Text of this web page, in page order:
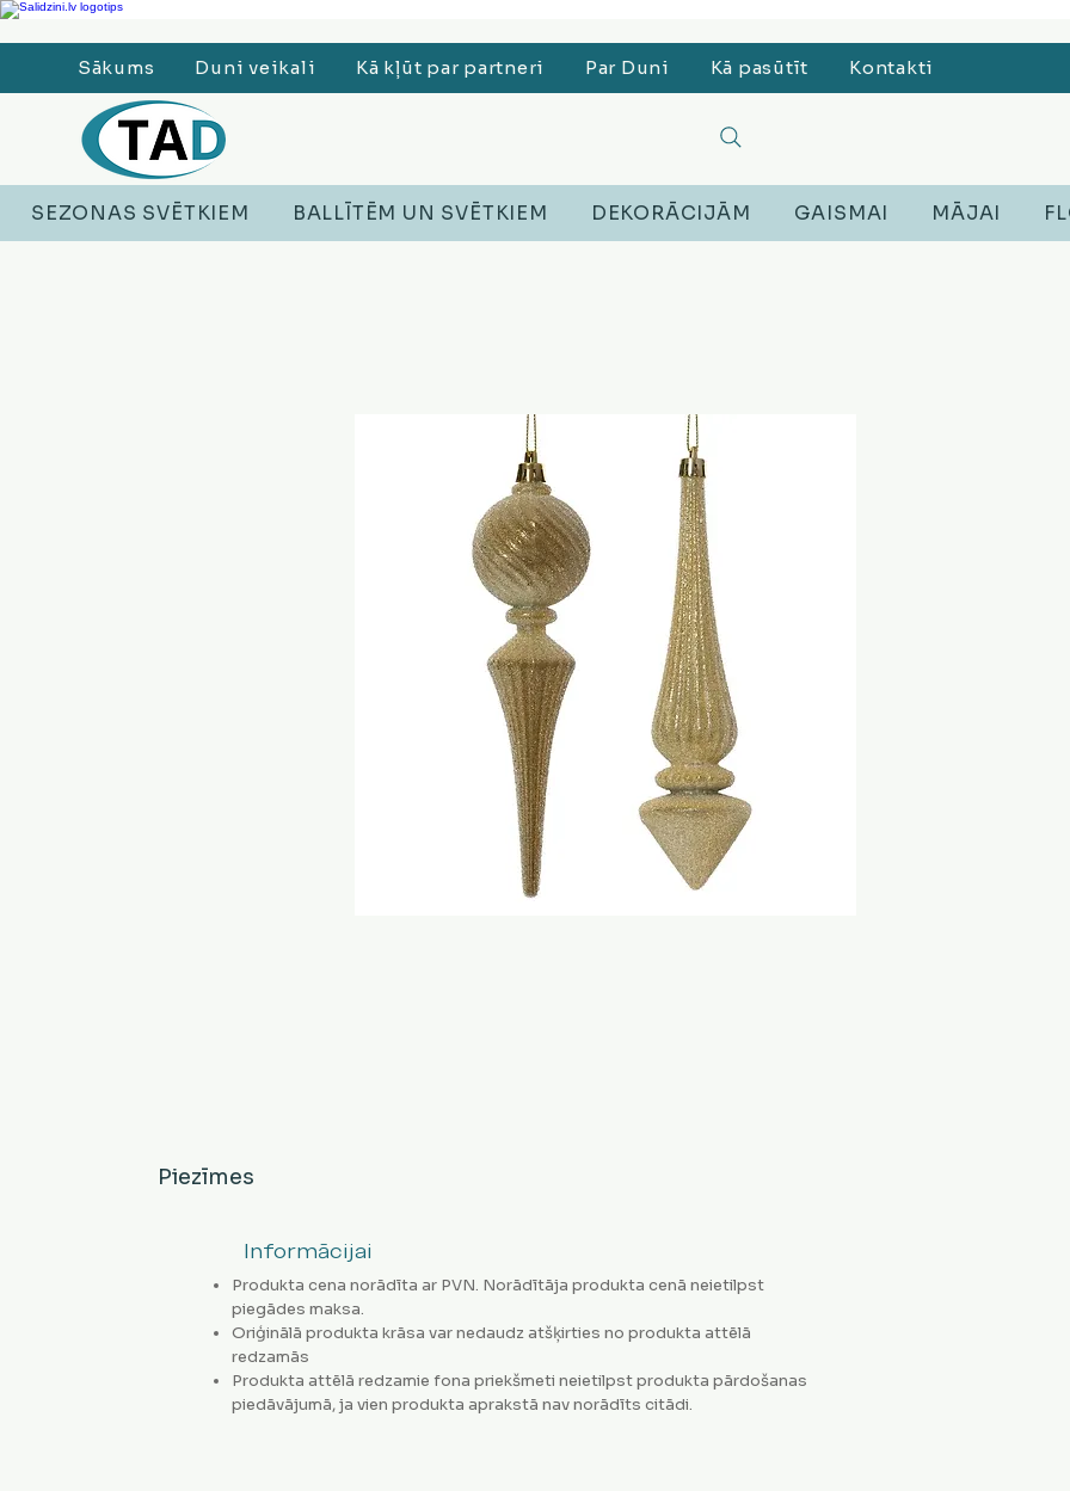
Ledusskapji, Sadzīves tehnika, Smaržas, Operatīvā atmiņa, Putekļu sūcēji, Lego, Austiņas
Sākums Duni veikali Kā kļūt par partneri Par Duni Kā pasūtīt Kontakti
SEZONAS SVĒTKIEM BALLĪTĒM UN SVĒTKIEM DEKORĀCIJĀM GAISMAI MĀJAI
Piezīmes
Informācijai
Produkta cena norādīta ar PVN. Norādītāja produkta cenā neietilpst
piegādes maksa.
Oriģinālā produkta krāsa var nedaudz atšķirties no produkta attēlā
redzamās
Produkta attēlā redzamie fona priekšmeti neietilpst produkta pārdošanas
piedāvājumā, ja vien produkta aprakstā nav norādīts citādi.